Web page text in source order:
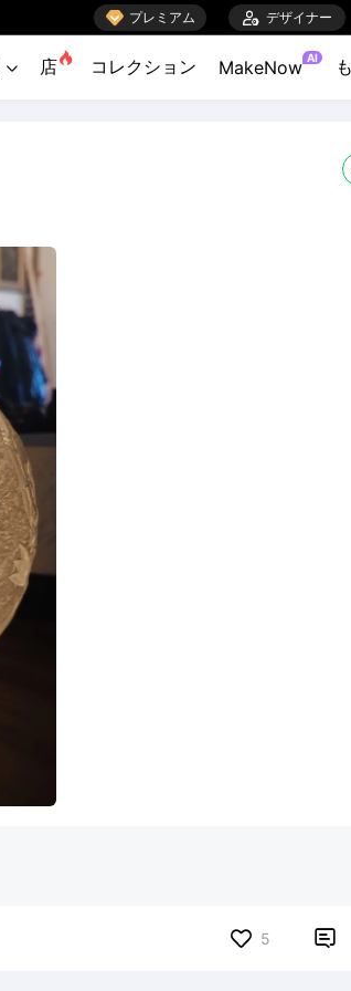
 プレミアム  デザイナー
 店 コレクション MakeNow AI
5 